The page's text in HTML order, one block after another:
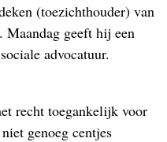
(toezichthouder) van
Maandag geeft hij een
advocatuur.
recht toegankelijk voor
genoeg centjes